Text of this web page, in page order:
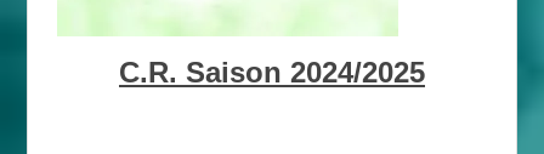
C.R. Saison 2024/2025